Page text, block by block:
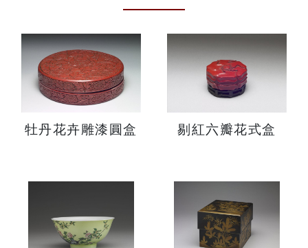
牡丹花卉雕漆圓盒 剔紅六瓣花式盒